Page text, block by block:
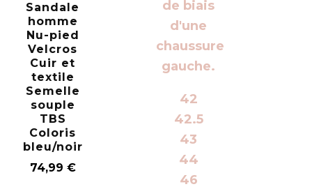
Sandale
homme
Nu-pied
Velcros
Cuir et
textile
Semelle
souple
TBS
Coloris
bleu/noir
74,99 €
42
42.5
43
44
46